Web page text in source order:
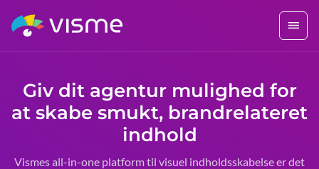
Giv dit agentur mulighed for
at skabe smukt, brandrelateret
indhold
Vismes all-in-one platform til visuel indholdsskabelse er det